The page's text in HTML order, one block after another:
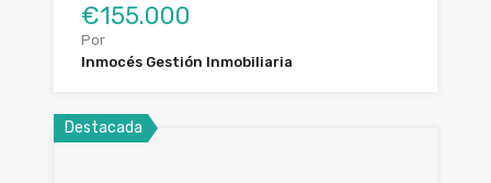
€155.000
Por
Inmocés Gestión Inmobiliaria
Destacada